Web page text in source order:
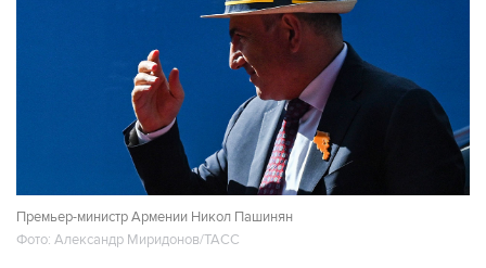
Премьер-министр Армении Никол Пашинян
Фото: Александр Миридонов/ТАСС